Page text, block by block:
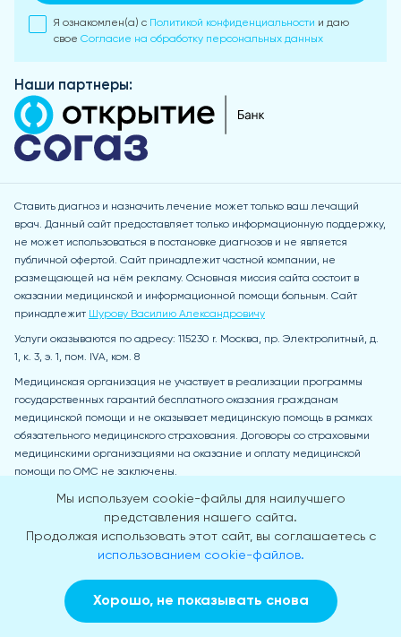
Я ознакомлен(а) с Политикой конфиденциальности и даю
свое Согласие на обработку персональных данных
Наши партнеры:
Ставить диагноз и назначить лечение может только ваш лечащий
врач. Данный сайт предоставляет только информационную поддержку,
не может использоваться в постановке диагнозов и не является
публичной офертой. Сайт принадлежит частной компании, не
размещающей на нём рекламу. Основная миссия сайта состоит в
оказании медицинской и информационной помощи больным. Сайт
принадлежит Шурову Василию Александровичу
Услуги оказываются по адресу: 115230 r. Москва, пр. Электролитный, д.
1, к. 3, э. 1, пом. IVA, ком. 8
Медицинская организация не участвует в реализации программы
государственных гарантий бесплатного оказания гражданам
медицинской помощи и не оказывает медицинскую помощь в рамках
обязательного медицинского страхования. Договоры со страховыми
медицинскими организациями на оказание и оплату медицинской
помощи по ОМС не заключены.
Медицинская лицензия:Л041-01137-77/00334180
Основные реквизиты компании Медпл юс (ООО «МЕДТАЙМ»)
Дата создания: 28.08.2018
1187746780121
Руководитель - Генеральный директор: Шуров Василий
Александрович
Мы используем cookie-файлы для наилучшего
представления нашего сайта.
Продолжая использовать этот сайт, вы соглашаетесь с
использованием cookie-файлов.
Хорошо, не показывать снова
Заказать звонок Вызвать врача на дом